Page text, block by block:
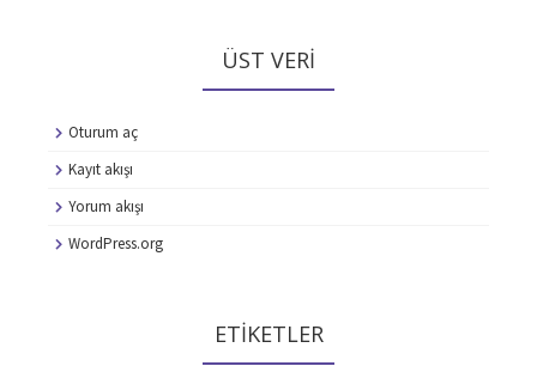
ÜST VERI
Oturum aç
Kayıt akışı
Yorum akışı
WordPress.org
ETIKETLER